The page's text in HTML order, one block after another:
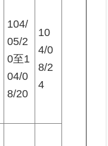
104/
05/2
0至1
04/0
8/20
10
4/0
8/2
4